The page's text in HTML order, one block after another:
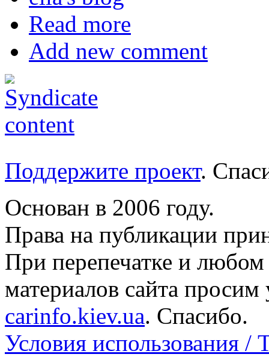
Read more
Add new comment
Поддержите проект.
Основан в 2006 году.
Права на публикации
При перепечатке и
материалов сайта просим
carinfo.kiev.ua. Спасибо.
Условия использования /